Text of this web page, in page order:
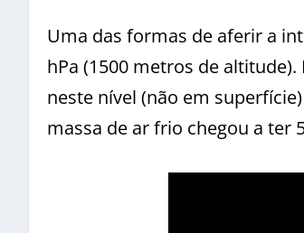
Uma das formas de aferir a
hPa (1500 metros de
neste nível (não em
massa de ar frio chegou a ter